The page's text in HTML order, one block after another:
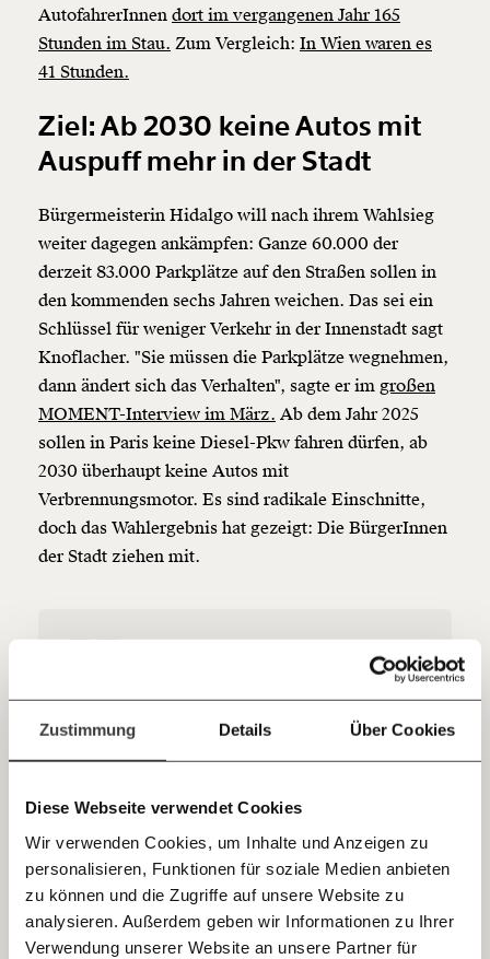
Zustimmung Details Über Cookies
Diese Webseite verwendet Cookies
Wir verwenden Cookies, um Inhalte und Anzeigen zu
personalisieren, Funktionen für soziale Medien anbieten
zu können und die Zugriffe auf unsere Website zu
analysieren. Außerdem geben wir Informationen zu Ihrer
Verwendung unserer Website an unsere Partner für
Immer auf dem Laufenden
Veränderung
beginnt mit Dir!
WerdeFördermitgliedund wir können gemeinsam
funktioniert. Unsere Recherchen sind für alle frei im
Netz. Unabhängig und werbefrei. Und das wird auch
so bleiben. Kämpf’ mit uns für den Fortschritt und
unterstütze uns mit Deinem Mitgliedsbeitrag.
Du überweist lieber direkt?
sozialen Fortschritt
Jetzt
einfach
teilen.
E-Mail
Whatsapp
AutofahrerInnen dort im vergangenen Jahr 165
Stunden im Stau. Zum Vergleich: In Wien waren es
41 Stunden.
Ziel: Ab 2030 keine Autos mit
Auspuff mehr in der Stadt
Bürgermeisterin Hidalgo will nach ihrem Wahlsieg
weiter dagegen ankämpfen: Ganze 60.000 der
derzeit 83.000 Parkplätze auf den Straßen sollen in
den kommenden sechs Jahren weichen. Das sei ein
Schlüssel für weniger Verkehr in der Innenstadt sagt
Knoflacher. "Sie müssen die Parkplätze wegnehmen,
dann ändert sich das Verhalten", sagte er im großen
MOMENT-Interview im März. Ab dem Jahr 2025
sollen in Paris keine Diesel-Pkw fahren dürfen, ab
2030 überhaupt keine Autos mit
Verbrennungsmotor. Es sind radikale Einschnitte,
doch das Wahlergebnis hat gezeigt: Die BürgerInnen
der Stadt ziehen mit.
In Wien werden
Parkplätze mehr
BürgerInnen, die zu Fuß
gehen.
Christian Gratzer, Verkehrsclub
Österreich